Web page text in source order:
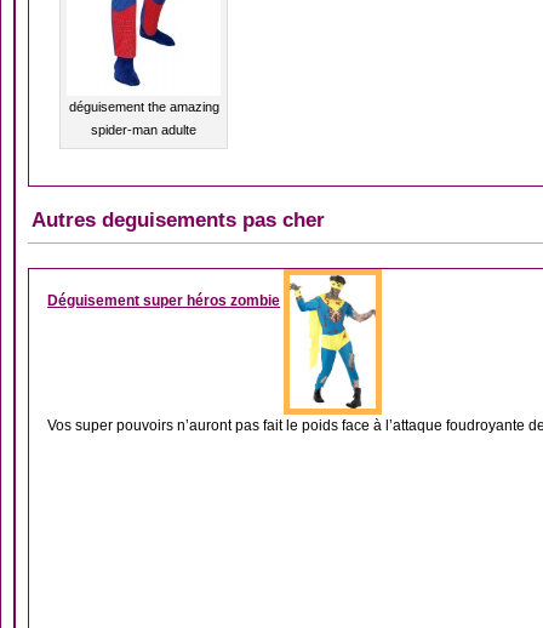
déguisement the amazing
spider-man adulte
Autres deguisements pas cher
DÉGUISEMENT
Déguisement super héros zombie
Vos super pouvoirs n’auront pas fait le poids face à l’attaque foudroyante